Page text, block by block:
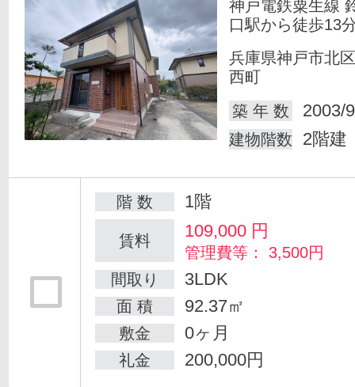
神戸電鉄粟生線
口駅から徒歩13
兵庫県神戸市北
西町
築 年 数
2003/
建物階数 2階建
階 数 1階
賃料 109,000 円
管理費等： 3,500円
間取り
3LDK
面 積 92.37㎡
敷金 0ヶ月
礼金 200,000円